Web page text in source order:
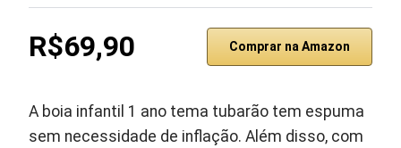
R$69,90 Comprar na Amazon
A boia infantil 1 ano tema tubarão tem espuma
sem necessidade de inflação. Além disso, com